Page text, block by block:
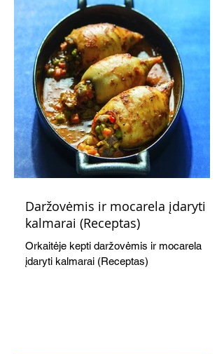
Daržovėmis ir mocarela įdaryti
kalmarai (Receptas)
Orkaitėje kepti daržovėmis ir mocarela
įdaryti kalmarai (Receptas)